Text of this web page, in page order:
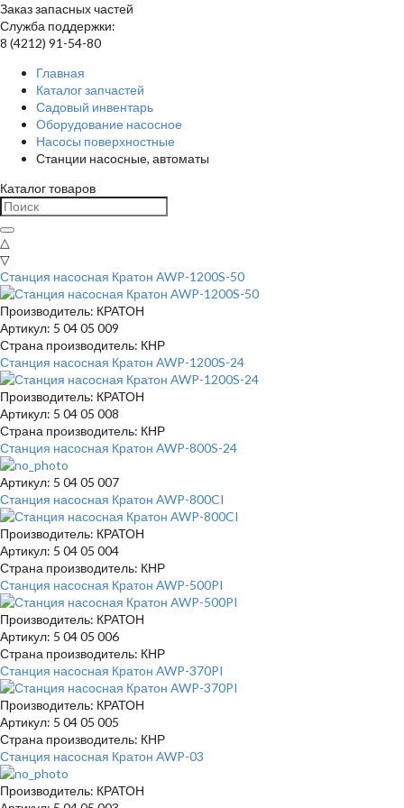
Заказ запасных частей
Служба поддержки:
8 (4212) 91-54-80
Главная
Каталог запчастей
Садовый инвентарь
Оборудование насосное
Насосы поверхностные
Станции насосные, автоматы
Каталог товаров
△
▽
Станция насосная Кратон AWP-1200S-50
Производитель: КРАТОН
Артикул: 5 04 05 009
Страна производитель: КНР
Станция насосная Кратон AWP-1200S-24
Производитель: КРАТОН
Артикул: 5 04 05 008
Страна производитель: КНР
Станция насосная Кратон AWP-800S-24
Артикул: 5 04 05 007
Станция насосная Кратон AWP-800CI
Производитель: КРАТОН
Артикул: 5 04 05 004
Страна производитель: КНР
Станция насосная Кратон AWP-500PI
Производитель: КРАТОН
Артикул: 5 04 05 006
Страна производитель: КНР
Станция насосная Кратон AWP-370PI
Производитель: КРАТОН
Артикул: 5 04 05 005
Страна производитель: КНР
Станция насосная Кратон AWP-03
Производитель: КРАТОН